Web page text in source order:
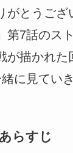
がとうご
第7話のス
描かれた
に見てい
らすじ